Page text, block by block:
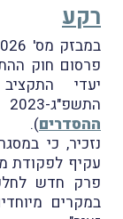
רקע
פרסום חוק
התשפ"ג-2023 (
ההסדרים).
נזכיר, כי
עקיף לפקודת
פרק חדש
במקרים